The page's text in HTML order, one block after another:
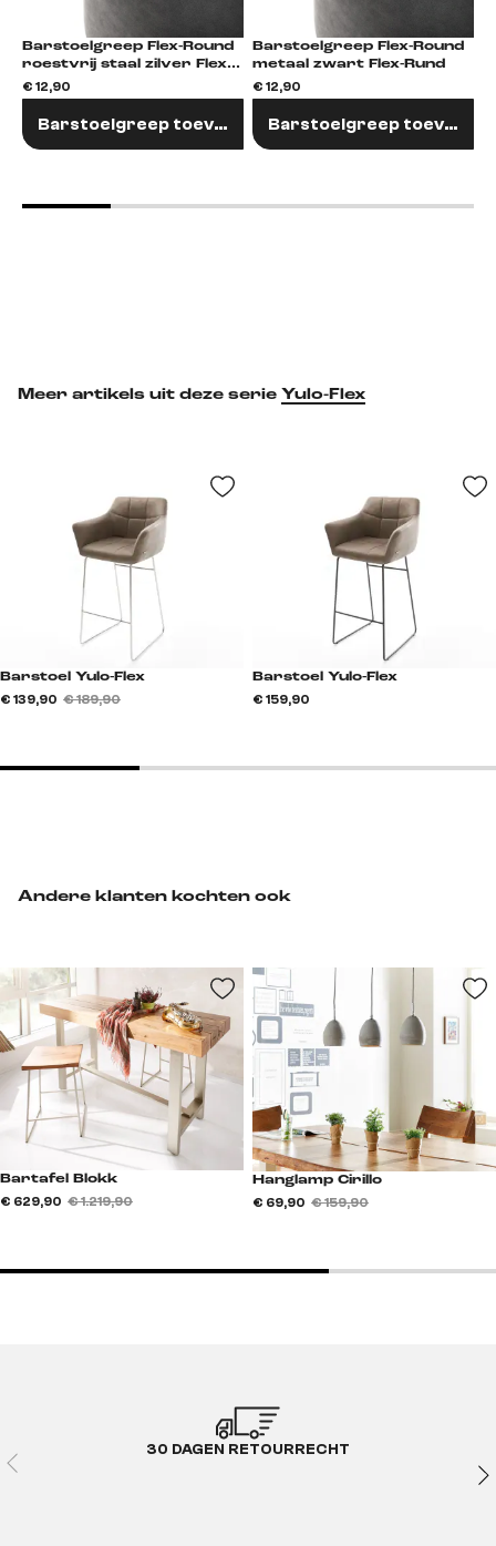
Barstoelgreep Flex-Round
roestvrij staal zilver Flex-
Rund
€ 12,90
Barstoelgreep toevoegen
Barstoelgreep Flex-Round
metaal zwart Flex-Rund
€ 12,90
Barstoelgreep
Andere klanten kochten ook
Bartafel Blokk
€ 629,90 € 1.219,90
Hanglamp Cirillo
€ 69,90 € 159,90
Meer artikels uit deze serie Yulo-Flex
Barstoel Yulo-Flex
€ 139,90 € 189,90
Barstoel Yulo-Flex
€ 159,90
30 DAGEN RETOURRECHT